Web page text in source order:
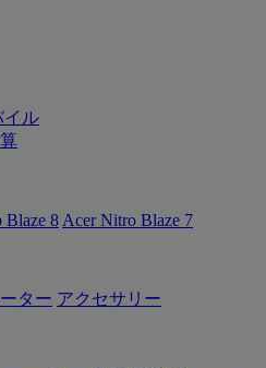
イル
Blaze 8 Acer Nitro Blaze 7
ター アクセサリー